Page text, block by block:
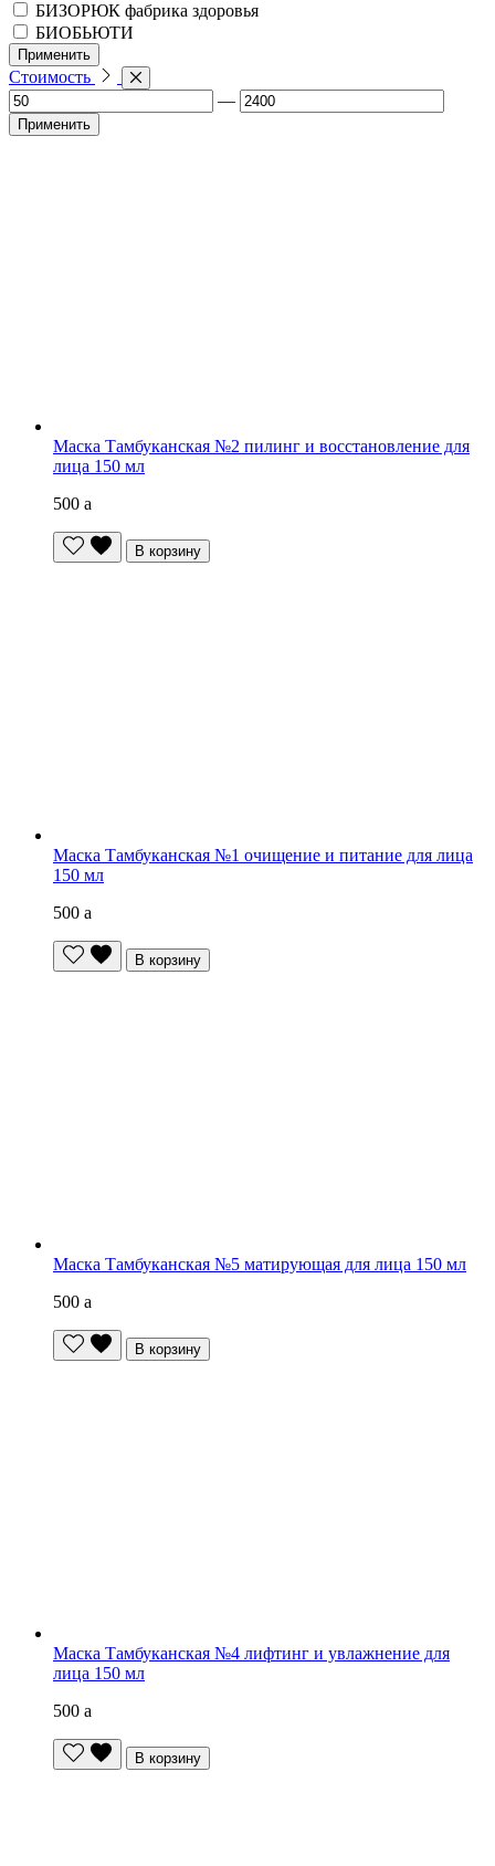
БИЗОРЮК фабрика здоровья
БИОБЬЮТИ
Применить
Стоимость
—
Применить
Маска Тамбуканская №2 пилинг и восстановление для
лица 150 мл
500 a
В корзину
Маска Тамбуканская №1 очищение и питание для лица
150 мл
500 a
В корзину
Маска Тамбуканская №5 матирующая для лица 150 мл
500 a
В корзину
Маска Тамбуканская №4 лифтинг и увлажнение для
лица 150 мл
500 a
В корзину